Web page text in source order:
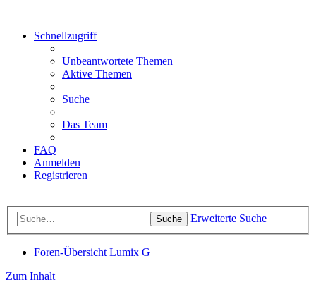
Schnellzugriff
Unbeantwortete Themen
Aktive Themen
Suche
Das Team
FAQ
Anmelden
Registrieren
Suche Erweiterte Suche
Foren-Übersicht Lumix G
Zum Inhalt